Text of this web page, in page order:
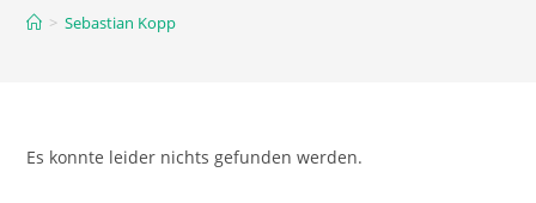
> Sebastian Kopp
Es konnte leider nichts gefunden werden.